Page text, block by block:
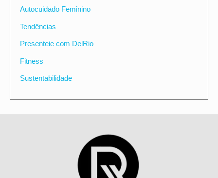
Autocuidado Feminino
Tendências
Presenteie com DelRio
Fitness
Sustentabilidade